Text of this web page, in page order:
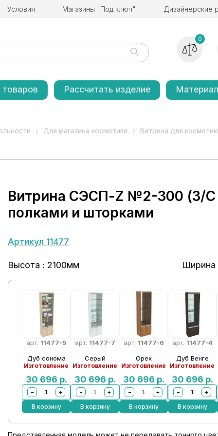
Условия Магазины "Под ключ" Дизайнерские
0
Рассчитать изделие
Для магазина косметики Витрина для
Витрина СЭСП-Z №2-300 (З/C
полками и шторками
Артикул 11477
Высота : 2100мм
арт. 11477-5
Дуб сонома
Изготовление
30 696 р.
−
+
В корзину
арт. 11477-7
Серый
Изготовление
30 696 р.
−
+
В корзину
арт. 11477-6
Орех
Изготовление
30 696 р.
−
+
В корзину
арт. 11477-4
Дуб Венге
Изготовление
30 696 р.
−
+
В корзину